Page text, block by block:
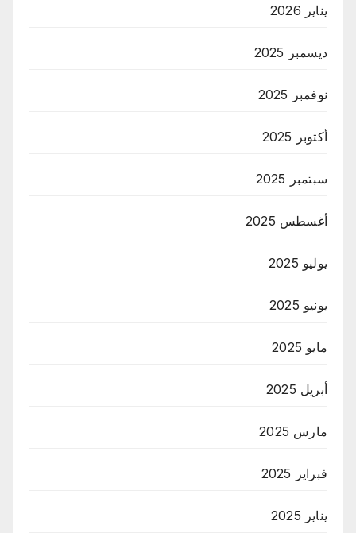
يناير 2026
ديسمبر 2025
نوفمبر 2025
أكتوبر 2025
سبتمبر 2025
أغسطس 2025
يوليو 2025
يونيو 2025
مايو 2025
أبريل 2025
مارس 2025
فبراير 2025
يناير 2025